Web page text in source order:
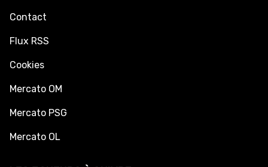
Contact
Flux RSS
Cookies
Mercato OM
Mercato PSG
Mercato OL